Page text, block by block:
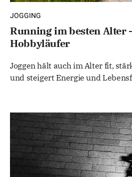
JOGGING
Running im besten Alter
Hobbyläufer
Joggen hält auch im Alter fit,
und steigert Energie und